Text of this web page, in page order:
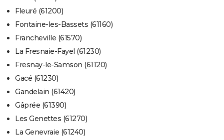
Fleuré (61200)
Fontaine-les-Bassets (61160)
Francheville (61570)
La Fresnaie-Fayel (61230)
Fresnay-le-Samson (61120)
Gacé (61230)
Gandelain (61420)
Gâprée (61390)
Les Genettes (61270)
La Genevraie (61240)